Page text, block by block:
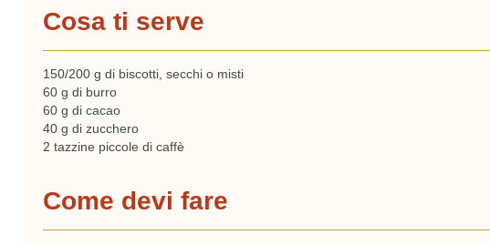
Cosa ti serve
150/200 g di biscotti, secchi o misti
60 g di burro
60 g di cacao
40 g di zucchero
2 tazzine piccole di caffè
Come devi fare